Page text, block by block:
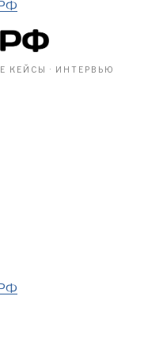
КЕЙСЫ · ИНТЕРВЬЮ